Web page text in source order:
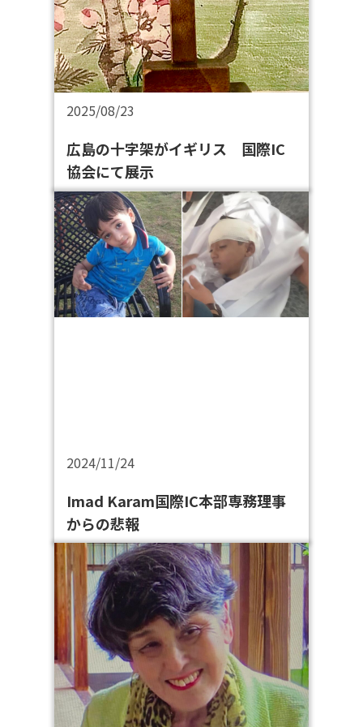
2025/08/23
広島の十字架がイギリス 国際IC
協会にて展示
2024/11/24
Imad Karam国際IC本部専務理事
からの悲報